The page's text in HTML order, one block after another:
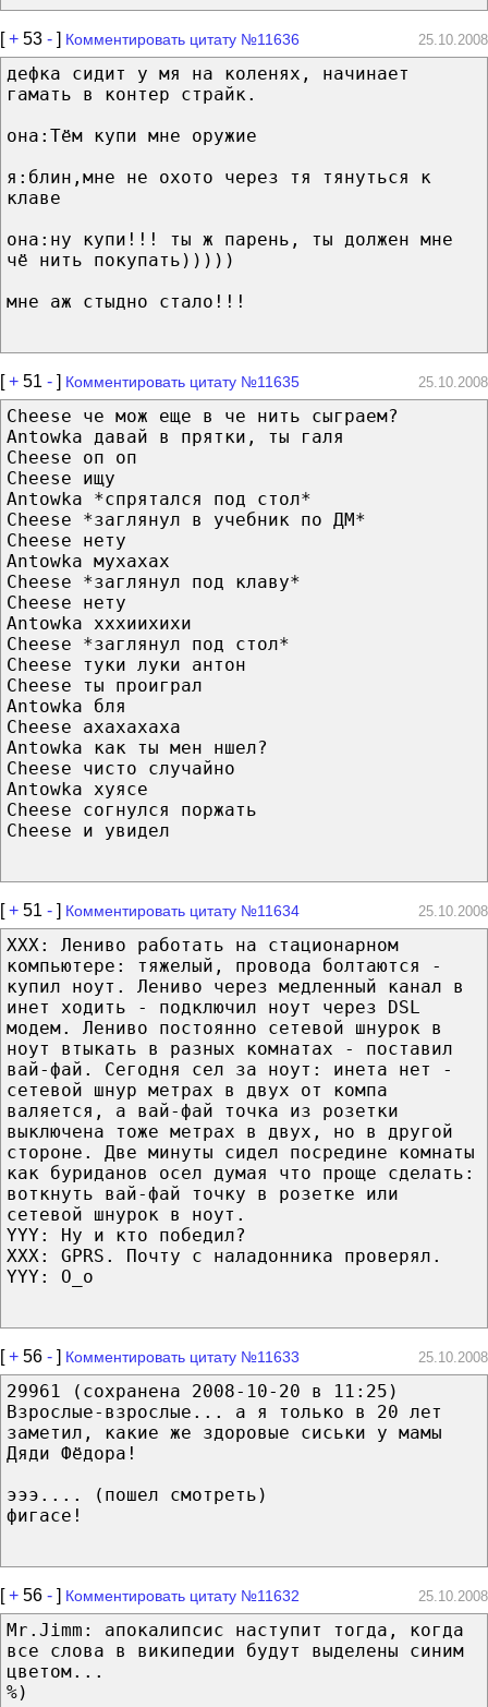
[+ 53 - ] Комментировать цитату №11636 25.10.2008
дефка сидит у мя на коленях, начинает
гамать в контер страйк.
она:Тём купи мне оружие
я:блин,мне не охото через тя тянуться к
клаве
она:ну купи!!! ты ж парень, ты должен мне
чё нить покупать)))))
мне аж стыдно стало!!!
[+ 51 - ] Комментировать цитату №11635 25.10.2008
Cheese че мож еще в че нить сыграем?
Antowka давай в прятки, ты галя
Cheese оп оп
Cheese ищу
Antowka *спрятался под стол*
Cheese *заглянул в учебник по ДМ*
Cheese нету
Antowka мухахах
Cheese *заглянул под клаву*
Cheese нету
Antowka хххиихихи
Cheese *заглянул под стол*
Cheese туки луки антон
Cheese ты проиграл
Antowka бля
Cheese ахахахаха
Antowka как ты мен ншел?
Cheese чисто случайно
Antowka хуясе
Cheese согнулся поржать
Cheese и увидел
[+ 51 - ] Комментировать цитату №11634 25.10.2008
ХХХ: Лениво работать на стационарном
компьютере: тяжелый, провода болтаются -
купил ноут. Лениво через медленный канал в
инет ходить - подключил ноут через DSL
модем. Лениво постоянно сетевой шнурок в
ноут втыкать в разных комнатах - поставил
вай-фай. Сегодня сел за ноут: инета нет -
сетевой шнур метрах в двух от компа
валяется, а вай-фай точка из розетки
выключена тоже метрах в двух, но в другой
стороне. Две минуты сидел посредине комнаты
как буриданов осел думая что проще сделать:
воткнуть вай-фай точку в розетке или
сетевой шнурок в ноут.
YYY: Ну и кто победил?
ХХХ: GPRS. Почту с наладонника проверял.
YYY: О_о
[+ 56 - ] Комментировать цитату №11633 25.10.2008
29961 (сохранена 2008-10-20 в 11:25)
Взрослые-взрослые... а я только в 20 лет
заметил, какие же здоровые сиськи у мамы
Дяди Фёдора!
эээ.... (пошел смотреть)
фигасе!
[+ 56 - ] Комментировать цитату №11632 25.10.2008
Mr.Jimm: апокалипсис наступит тогда, когда
все слова в википедии будут выделены синим
цветом...
%)